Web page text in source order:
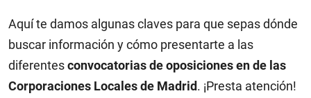
Aquí te damos algunas claves para que sepas dónde
buscar información y cómo presentarte a las
diferentesconvocatorias de oposiciones en de las
Corporaciones Locales de Madrid. ¡Presta atención!